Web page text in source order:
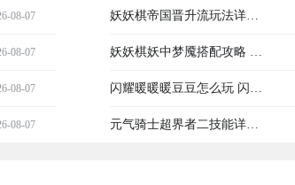
08-07
08-07
08-07
08-07
巧
及其变种详细玩法与通关攻
略
妖妖棋帝国晋升流玩法详解
妖妖棋帝国新手进阶与阵容
搭配指南
妖妖棋妖中梦魇搭配攻略 妖
妖棋妖中梦魇最强阵容与实
战技巧
闪耀暖暖暖豆豆怎么玩 闪耀
暖暖暖豆豆获取与使用技巧
元气骑士超界者二技能详解